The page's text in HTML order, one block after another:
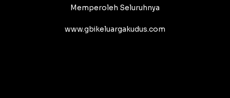
Memperoleh Seluruhnya
www.gbikeluargakudus.com